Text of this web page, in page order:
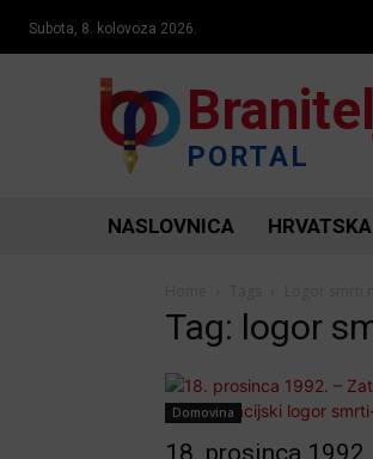
Subota, 8. kolovoza 2026.
PORTAL
NASLOVNICA HRVATSKA
Tag: logor
Domovina
18. prosinca